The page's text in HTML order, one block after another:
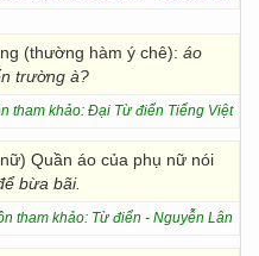
(thường hàm ý chê): áo
trường à?
tham khảo: Đại Từ điển Tiếng Việt
Quần áo của phụ nữ nói
bừa bãi.
tham khảo: Từ điển - Nguyễn Lân